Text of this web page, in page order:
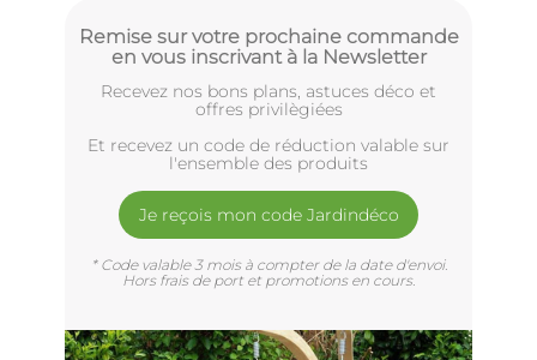
Remise sur votre prochaine commande
en vous inscrivant à la Newsletter
Recevez nos bons plans, astuces déco et
offres privilègiées
Et recevez un code de réduction valable sur
l'ensemble des produits
Je reçois mon code Jardindéco
* Code valable 3 mois à compter de la date d'envoi.
Hors frais de port et promotions en cours.